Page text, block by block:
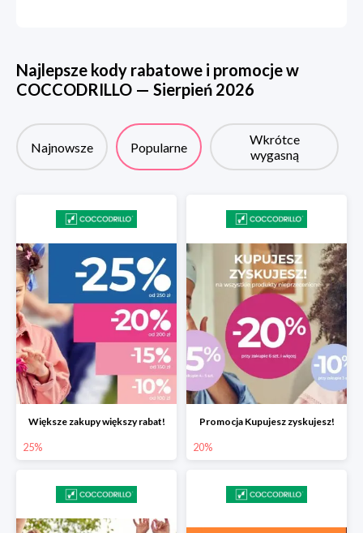
Najlepsze kody rabatowe i promocje w
COCCODRILLO — Sierpień 2026
Najnowsze Popularne
Wkrótce
wygasną
Większe zakupy większy rabat!
25%
Promocja Kupujesz zyskujesz!
20%